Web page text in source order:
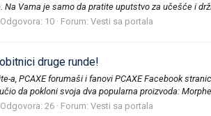
Na Vama je samo da pratite uputstvo za učešće i
Odgovora: 10 Forum: Vesti sa portala
druge runde!
a, PCAXE forumaši i fanovi PCAXE Facebook
da pokloni svoja dva popularna proizvoda:
Odgovora: 26 Forum: Vesti sa portala